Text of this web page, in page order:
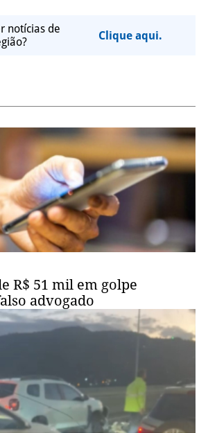
notícias de
Clique aqui.
R$ 51 mil em golpe
advogado